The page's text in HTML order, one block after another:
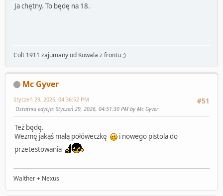
Ja chętny. To będę na 18.
Colt 1911 zajumany od Kowala z frontu ;)
Mc Gyver
#51
Styczeń 29, 2026, 04:36:52 PM
Ostatnia edycja: Styczeń 29, 2026, 04:51:30 PM by Mc Gyver
Też będę.
Wezmę jakąś małą połóweczkę
i nowego pistola do
przetestowania
Walther + Nexus